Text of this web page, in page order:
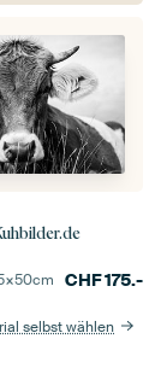
cm CHF175.-
selbst wählen